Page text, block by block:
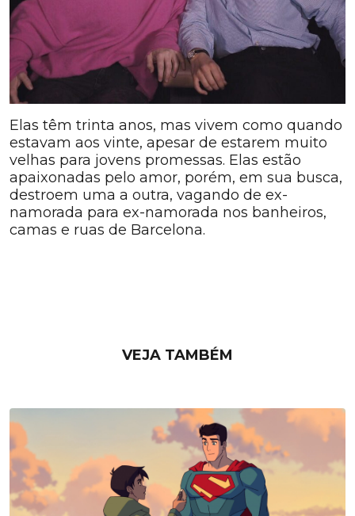
Elas têm trinta anos, mas vivem como quando
estavam aos vinte, apesar de estarem muito
velhas para jovens promessas. Elas estão
apaixonadas pelo amor, porém, em sua busca,
destroem uma a outra, vagando de ex-
namorada para ex-namorada nos banheiros,
camas e ruas de Barcelona.
VEJA TAMBÉM